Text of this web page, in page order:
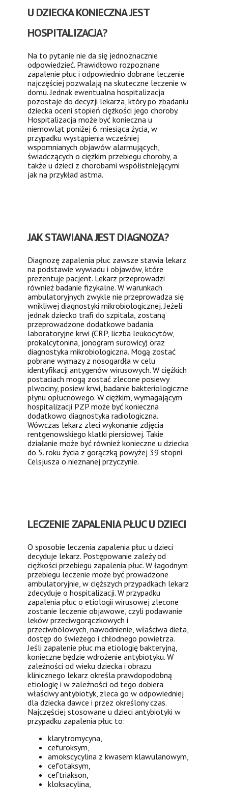
U DZIECKA KONIECZNA JEST
HOSPITALIZACJA?
Na to pytanie nie da się jednoznacznie
odpowiedzieć. Prawidłowo rozpoznane
zapalenie płuc i odpowiednio dobrane leczenie
najczęściej pozwalają na skuteczne leczenie w
domu. Jednak ewentualna hospitalizacja
pozostaje do decyzji lekarza, który po zbadaniu
dziecka oceni stopień ciężkości jego choroby.
Hospitalizacja może być konieczna u
niemowląt poniżej 6. miesiąca życia, w
przypadku wystąpienia wcześniej
wspomnianych objawów alarmujących,
świadczących o ciężkim przebiegu choroby, a
także u dzieci z chorobami współistniejącymi
jak na przykład astma.
JAK STAWIANA JEST DIAGNOZA?
Diagnozę zapalenia płuc zawsze stawia lekarz
na podstawie wywiadu i objawów, które
prezentuje pacjent. Lekarz przeprowadzi
również badanie fizykalne. W warunkach
ambulatoryjnych zwykle nie przeprowadza się
wnikliwej diagnostyki mikrobiologicznej. Jeżeli
jednak dziecko trafi do szpitala, zostaną
przeprowadzone dodatkowe badania
laboratoryjne krwi (CRP, liczba leukocytów,
prokalcytonina, jonogram surowicy) oraz
diagnostyka mikrobiologiczna. Mogą zostać
pobrane wymazy z nosogardła w celu
identyfikacji antygenów wirusowych. W ciężkich
postaciach mogą zostać zlecone posiewy
plwociny, posiew krwi, badanie bakteriologiczne
płynu opłucnowego. W ciężkim, wymagającym
hospitalizacji PZP może być konieczna
dodatkowo diagnostyka radiologiczna.
Wówczas lekarz zleci wykonanie zdjęcia
rentgenowskiego klatki piersiowej. Takie
działanie może być również konieczne u dziecka
do 5. roku życia z gorączką powyżej 39 stopni
Celsjusza o nieznanej przyczynie.
LECZENIE ZAPALENIA PŁUC U DZIECI
O sposobie leczenia zapalenia płuc u dzieci
decyduje lekarz. Postępowanie zależy od
ciężkości przebiegu zapalenia płuc. W łagodnym
przebiegu leczenie może być prowadzone
ambulatoryjnie, w cięższych przypadkach lekarz
zdecyduje o hospitalizacji. W przypadku
zapalenia płuc o etiologii wirusowej zlecone
zostanie leczenie objawowe, czyli podawanie
leków przeciwgorączkowych i
przeciwbólowych, nawodnienie, właściwa dieta,
dostęp do świeżego i chłodnego powietrza.
Jeśli zapalenie płuc ma etiologię bakteryjną,
konieczne będzie wdrożenie antybiotyku. W
zależności od wieku dziecka i obrazu
klinicznego lekarz określa prawdopodobną
etiologię i w zależności od tego dobiera
właściwy antybiotyk, zleca go w odpowiedniej
dla dziecka dawce i przez określony czas.
Najczęściej stosowane u dzieci antybiotyki w
przypadku zapalenia płuc to:
klarytromycyna,
cefuroksym,
amokscycylina z kwasem klawulanowym,
cefotaksym,
ceftriakson,
kloksacylina,